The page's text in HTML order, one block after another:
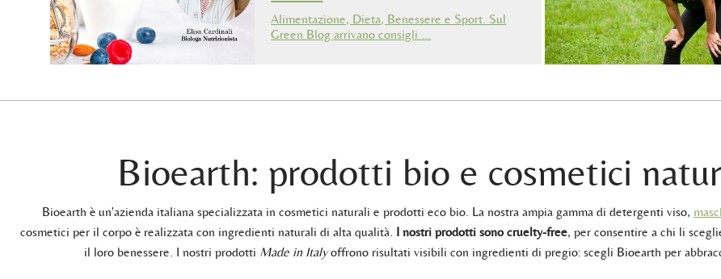
Alimentazione, Dieta, Benessere e Sport. Sul
Green Blog arrivano consigli …
Bioearth: prodotti bio e cosmetici
Bioearth è un'azienda italiana specializzata in cosmetici naturali e prodotti eco bio. La nostra ampia gamma di detergenti viso,
cosmetici per il corpo è realizzata con ingredienti naturali di alta qualità. I nostri prodotti sono cruelty-free, per consentire a chi li
il loro benessere. I nostri prodotti Made in Italyoffrono risultati visibili con ingredienti di pregio: scegli Bioearth per